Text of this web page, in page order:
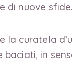
di nuove sfide.
la curatela
in